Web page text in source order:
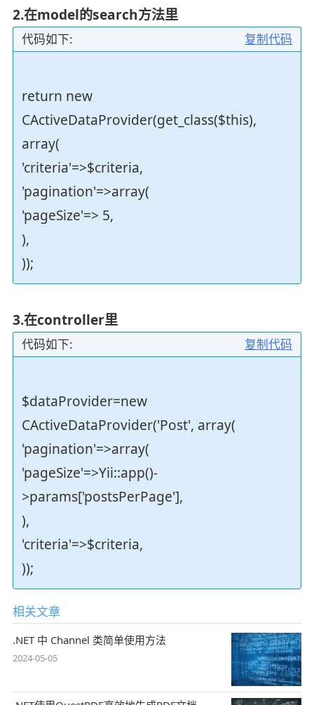
2.在model的search方法里
复制代码
代码如下:
return new
CActiveDataProvider(get_class($this),
array(
'criteria'=>$criteria,
'pagination'=>array(
'pageSize'=> 5,
),
));
3.在controller里
复制代码
代码如下:
$dataProvider=new
CActiveDataProvider('Post', array(
'pagination'=>array(
'pageSize'=>Yii::app()-
>params['postsPerPage'],
),
'criteria'=>$criteria,
));
相关文章
.NET 中 Channel 类简单使用方法
2024-05-05